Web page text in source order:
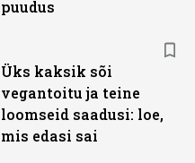
puudus
Üks kaksik sõi
vegantoitu ja teine
loomseid saadusi: loe,
mis edasi sai